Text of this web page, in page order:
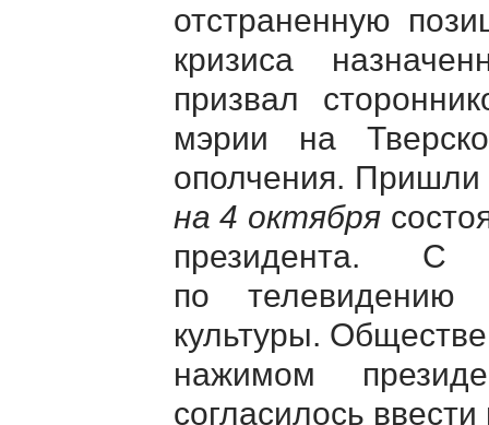
отстраненную
кризиса
призвал
мэрии на
ополчения.
на 4 октября
президента. С
по телевидению
культуры.
нажимом
согласилось